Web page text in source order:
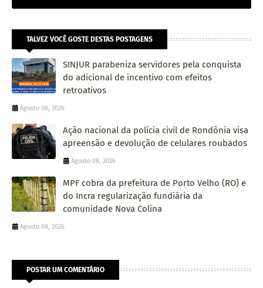
TALVEZ VOCÊ GOSTE DESTAS POSTAGENS
SINJUR parabeniza servidores pela conquista
do adicional de incentivo com efeitos
retroativos
Agosto 08, 2026
Ação nacional da polícia civil de Rondônia visa
apreensão e devolução de celulares roubados
Agosto 08, 2026
MPF cobra da prefeitura de Porto Velho (RO) e
do Incra regularização fundiária da
comunidade Nova Colina
Agosto 08, 2026
POSTAR UM COMENTÁRIO